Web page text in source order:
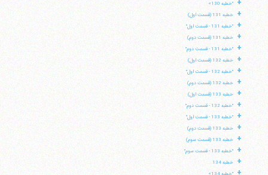
+ "خطبه 130»
+ خطبه 131 (قسمت اول)
+ "خطبه 131 - قسمت اول"
+ خطبه 131 (قسمت دوم)
+ "خطبه 131 - قسمت دوم"
+ خطبه 132 (قسمت اول)
+ "خطبه 132 - قسمت اول"
+ خطبه 132 (قسمت دوم)
+ خطبه 133 (قسمت اول)
+ "خطبه 132 - قسمت دوم"
+ "خطبه 133 - قسمت اول"
+ خطبه 133 (قسمت دوم)
+ خطبه 133 (قسمت سوم)
+ "خطبه 133 - قسمت سوم"
+ خطبه 134